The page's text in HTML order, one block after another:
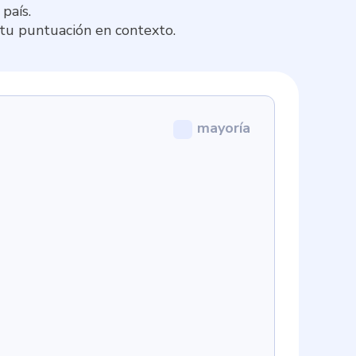
puntuación en contexto.
mayoría